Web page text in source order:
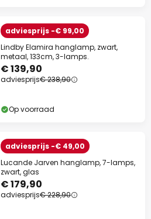
adviesprijs -€ 99,00
Lindby Elamira hanglamp, zwart,
metaal, 133cm, 3-lamps.
€ 139,90
adviesprijs€ 238,90
Op voorraad
adviesprijs -€ 49,00
Lucande Jarven hanglamp, 7-lamps,
zwart, glas
€ 179,90
adviesprijs€ 228,90